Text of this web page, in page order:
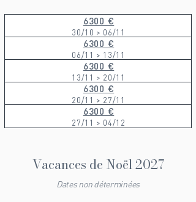
6300 €
30/10 > 06/11
6300 €
06/11 > 13/11
6300 €
13/11 > 20/11
6300 €
20/11 > 27/11
6300 €
27/11 > 04/12
Vacances de Noël 2027
Dates non déterminées